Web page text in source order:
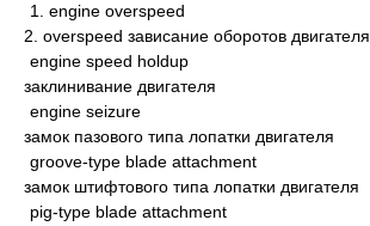
1. engine overspeed
2. overspeed зависание оборотов двигателя
engine speed holdup
заклинивание двигателя
engine seizure
замок пазового типа лопатки двигателя
groove-type blade attachment
замок штифтового типа лопатки двигателя
pig-type blade attachment